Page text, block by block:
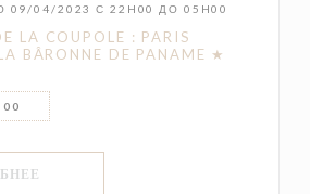
09/04/2023 С 22H00 ДО 05H00
LA COUPOLE : PARIS
BÂRONNE DE PANAME ★